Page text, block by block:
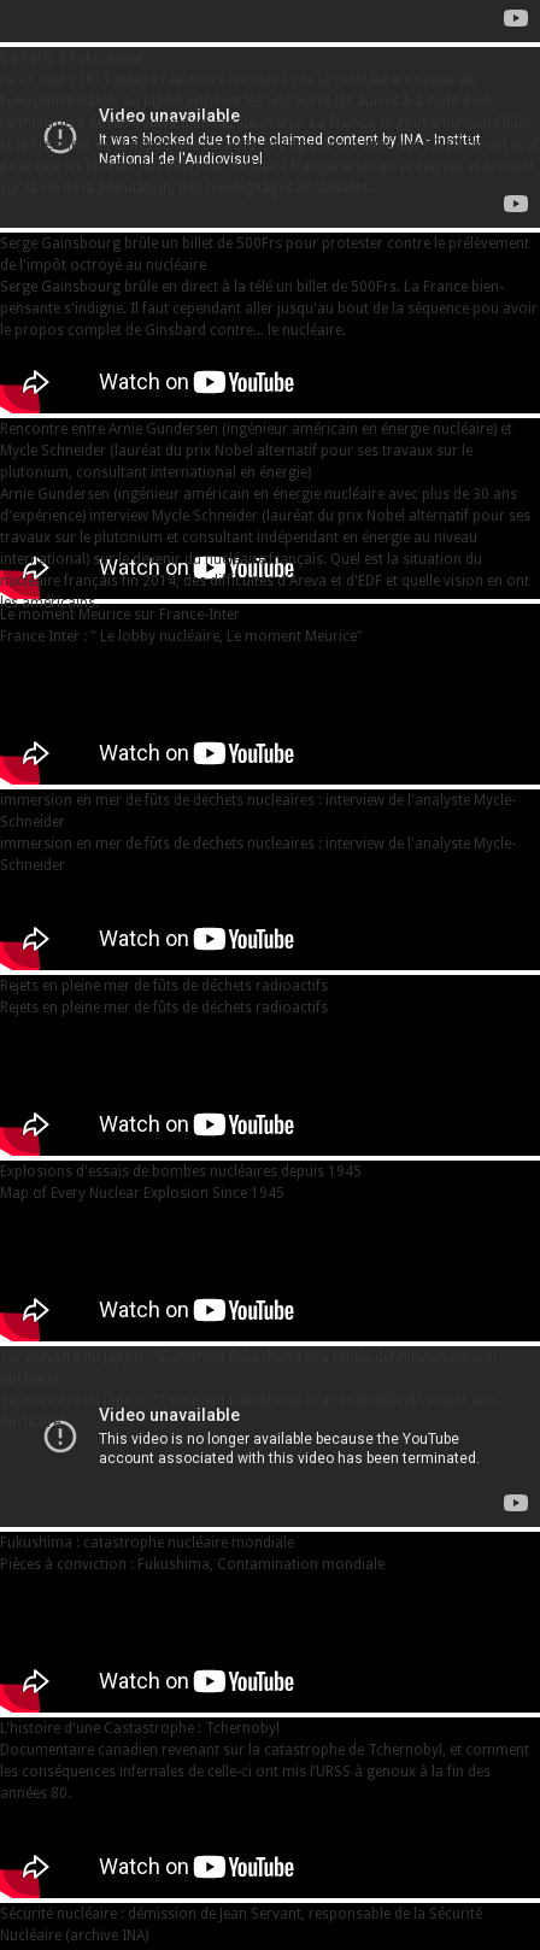
termblement de terre suivit d'un raz-de-marée. La France, le gouvernement Fillon
et le Présdient de la Répubique Sarkozy, la Pdg d'Areva ainsi que l'IRSN feront tout
pour que les intérêts de l'industrie nucléaire française soient préservés et priment
Serge Gainsbourg brûle un billet de 500Frs pour protester contre le prélèvement
de l'impôt octroyé au nucléaire
Serge Gainsbourg brûle en direct à la télé un billet de 500Frs. La France bien-
pensante s'indigne. Il faut cependant aller jusqu'au bout de la séquence pou avoir
le propos complet de Ginsbard contre... le nucléaire.
Rencontre entre Arnie Gundersen (ingénieur américain en énergie nucléaire) et
Mycle Schneider (lauréat du prix Nobel alternatif pour ses travaux sur le
plutonium, consultant international en énergie)
Arnie Gundersen (ingénieur américain en énergie nucléaire avec plus de 30 ans
d'expérience) interview Mycle Schneider (lauréat du prix Nobel alternatif pour ses
travaux sur le plutonium et consultant indépendant en énergie au niveau
international) sur le devenir du nucléaire français. Quel est la situation du
nucléaire français fin 2014, des difficultés d'Areva et d'EDF et quelle vision en ont
les américains.
Le moment Meurice sur France-Inter
France Inter : " Le lobby nucléaire, Le moment Meurice"
immersion en mer de fûts de dechets nucleaires : interview de l'analyste Mycle-
Schneider
immersion en mer de fûts de dechets nucleaires : interview de l'analyste Mycle-
Schneider
Rejets en pleine mer de fûts de déchets radioactifs
Rejets en pleine mer de fûts de déchets radioactifs
Explosions d'essais de bombes nucléaires depuis 1945
Map of Every Nuclear Explosion Since 1945
nucléaire"
Fukushima : catastrophe nucléaire mondiale
Pièces à conviction : Fukushima, Contamination mondiale
L'histoire d'une Castastrophe : Tchernobyl
Documentaire canadien revenant sur la catastrophe de Tchernobyl, et comment
les conséquences infernales de celle-ci ont mis l’URSS à genoux à la fin des
années 80.
Sécurité nucléaire : démission de Jean Servant, responsable de la Sécurité
Nucléaire (archive INA)